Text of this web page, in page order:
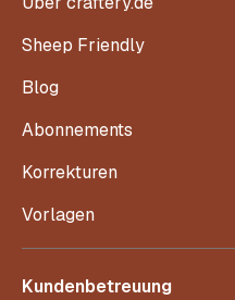
Sheep Friendly
Blog
Abonnements
Korrekturen
Vorlagen
Kundenbetreuung